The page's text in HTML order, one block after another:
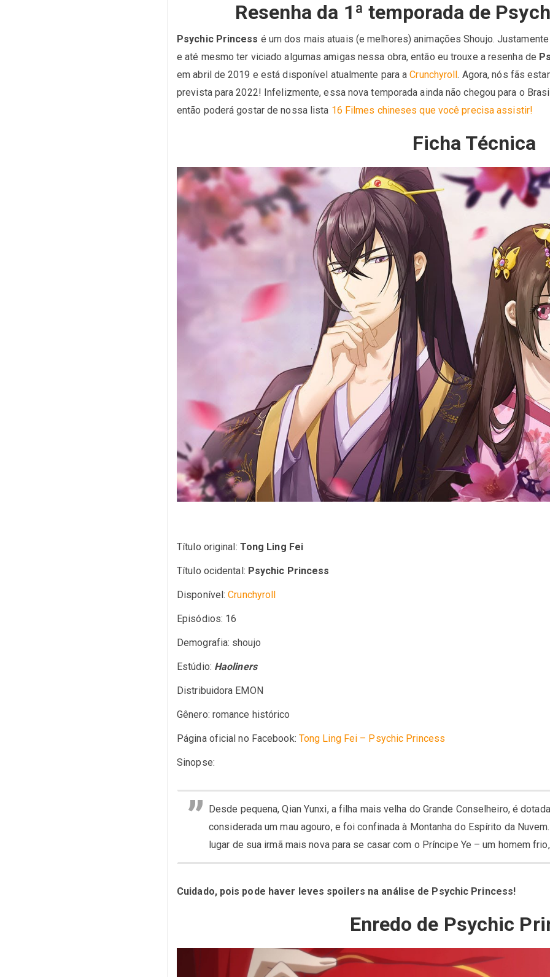
Resenha da 1ª temporada de
Psychic Princess é um dos mais atuais (e melhores) animações Shoujo.
e até mesmo ter viciado algumas amigas nessa obra, então eu trouxe a resenha de
em abril de 2019 e está disponível atualmente para aCrunchyroll. Agora, nós fãs
prevista para 2022! Infelizmente, essa nova temporada ainda não chegou para o
então poderá gostar de nossa lista 16 Filmes chineses que você precisa assistir!
Ficha Técnica
Título original: Tong Ling Fei
Título ocidental: Psychic Princess
Disponível:Crunchyroll
Episódios: 16
Demografia: shoujo
Estúdio: Haoliners
Distribuidora EMON
Gênero: romance histórico
Página oficial no Facebook: Tong Ling Fei – Psychic Princess
Sinopse:
Desde pequena, Qian Yunxi, a filha mais velha do Grande Conselheiro, é
considerada um mau agouro, e foi confinada à Montanha do Espírito da
lugar de sua irmã mais nova para se casar com o Príncipe Ye – um homem
Cuidado, pois pode haver leves spoilers na análise de Psychic Princess!
Enredo de Psychic